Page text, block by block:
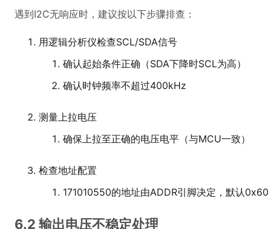
遇到I2C无响应时，建议按以下步骤排查：
用逻辑分析仪检查SCL/SDA信号
确认起始条件正确（SDA下降时SCL为高）
确认时钟频率不超过400kHz
测量上拉电压
确保上拉至正确的电压电平（与MCU一致）
检查地址配置
171010550的地址由ADDR引脚决定，默认0x60
6.2 输出电压不稳定处理